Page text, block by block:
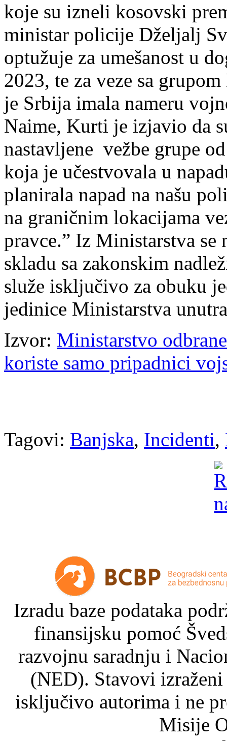
koje su izneli kosovski
ministar policije Dželjalj
optužuje za umešanost u
2023, te za veze sa
je Srbija imala nameru
Naime, Kurti je izjavio da
nastavljene vežbe grupe
koja je učestvovala u
planirala napad na našu
na graničnim lokacijama
pravce.” Iz Ministarstva se
skladu sa zakonskim
služe isključivo za obuku
jedinice Ministarstva
Izvor: Ministarstvo
koriste samo pripadnici
Tagovi: Banjska, Incidenti,
Izradu baze podataka
finansijsku pomoć
razvojnu saradnju i
(NED). Stavovi
isključivo autorima i ne
Misije